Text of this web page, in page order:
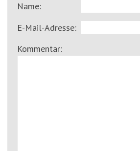
Name:
E-Mail-Adresse:
Kommentar: